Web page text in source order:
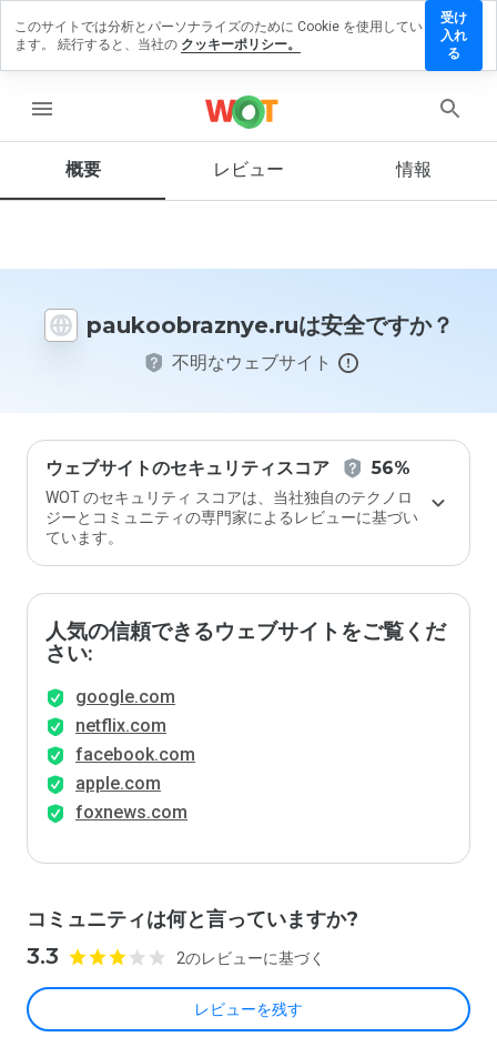
menu
概要 レビュー 情報
paukoobraznye.ruは安全ですか？
不明なウェブサイト
ウェブサイトのセキュリティスコア 56%
WOT のセキュリティ スコアは、当社独自のテクノロ
ジーとコミュニティの専門家によるレビューに基づい
ています。
人気の信頼できるウェブサイトをご覧くだ
さい:
google.com
netflix.com
facebook.com
apple.com
foxnews.com
コミュニティは何と言っていますか?
3.3 2のレビューに基づく
レビューを残す
ューを残
この
イト
から
価し
ます
か？
このサイトでは分析とパーソナライズのために Cookie を使用してい
ます。 続行すると、当社の クッキーポリシー。
受け
入れ
る